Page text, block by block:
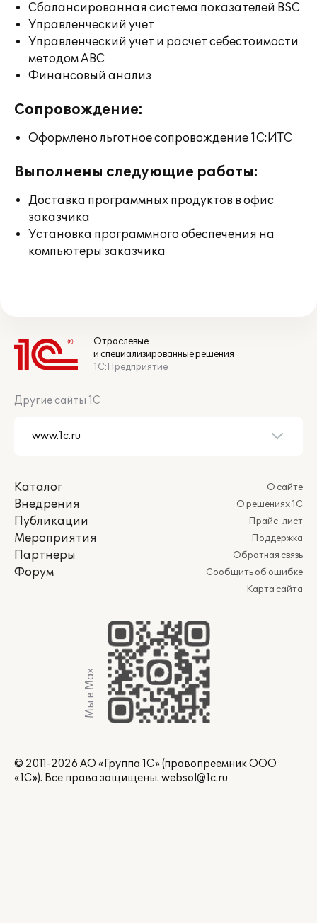
Сбалансированная система показателей BSC
Управленческий учет
Управленческий учет и расчет себестоимости
методом ABC
Финансовый анализ
Сопровождение:
Оформлено льготное сопровождение 1С:ИТС
Выполнены следующие работы:
Доставка программных продуктов в офис
заказчика
Установка программного обеспечения на
компьютеры заказчика
Отраслевые
и специализированные решения
1С:Предприятие
Другие сайты 1С
Каталог
Внедрения
Публикации
Мероприятия
Партнеры
Форум
О сайте
О решениях 1С
Прайс-лист
Поддержка
Обратная связь
Сообщить об ошибке
Карта сайта
Мы в Max
© 2011-2026 АО «Группа 1С» (правопреемник ООО
«1С»). Все права защищены. websol@1c.ru